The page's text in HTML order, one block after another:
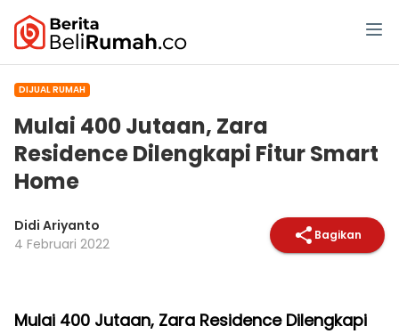
DIJUAL RUMAH
Mulai 400 Jutaan, Zara
Residence Dilengkapi Fitur Smart
Home
Didi Ariyanto
4 Februari 2022
Bagikan
Mulai 400 Jutaan, Zara Residence Dilengkapi